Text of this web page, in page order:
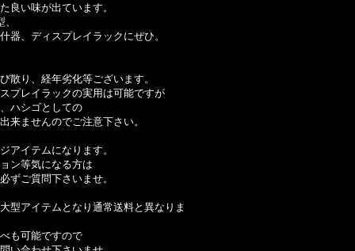
良い味が出ています。
器、ディスプレイラックにぜひ。
散り、経年劣化等ございます。
プレイラックの実用は可能ですが
ハシゴとしての
来ませんのでご注意下さい。
アイテムになります。
ン等気になる方は
ずご質問下さいませ。
型アイテムとなり通常送料と異なりま
も可能ですので